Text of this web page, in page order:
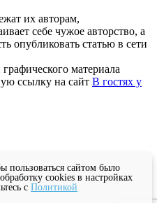
их авторам,
себе чужое авторство, а
опубликовать статью в сети
материала
ссылку на сайт В гостях у
пользоваться сайтом было
cookies в настройках
с Политикой